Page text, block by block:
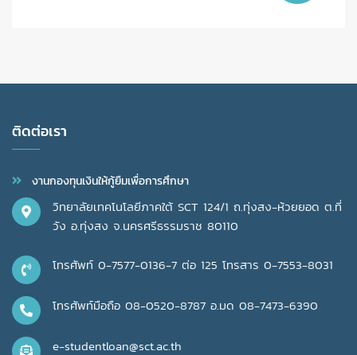
ติดต่อเรา
งานกองทุนเงินให้กู้ยืมเพื่อการศึกษา
วิทยาลัยเทคโนโลยีภาคใต้ SCT 124/1 ถ.ทุ่งสง-ห้วยยอด ต.ที่
วัง อ.ทุ่งสง จ.นครศรีธรรมราช 80110
โทรศัพท์ 0-7577-0136-7 ต่อ 125 โทรสาร 0-7553-8031
โทรศัพท์มือถือ 08-0520-8787 อ.มด 08-7473-6390
e-studentloan@sct.ac.th